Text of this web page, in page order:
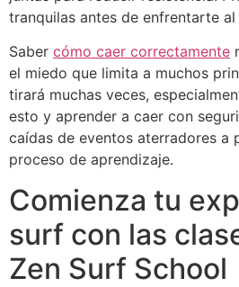
tranquilas antes de enfrentarte al
Saber cómo caer correctamente
el miedo que limita a muchos
tirará muchas veces,
esto y aprender a caer con
caídas de eventos aterradores a
proceso de aprendizaje.
Comienza tu
surf con las
Zen Surf School